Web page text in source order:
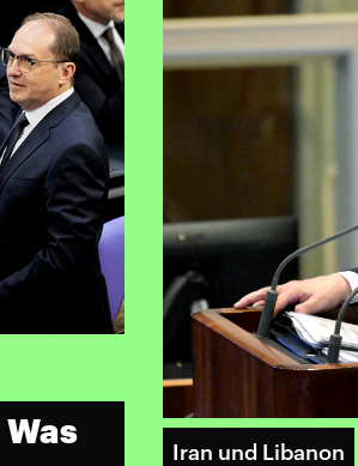
Iran und Libanon